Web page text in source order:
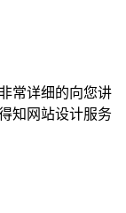
常详细的向您讲
知网站设计服务